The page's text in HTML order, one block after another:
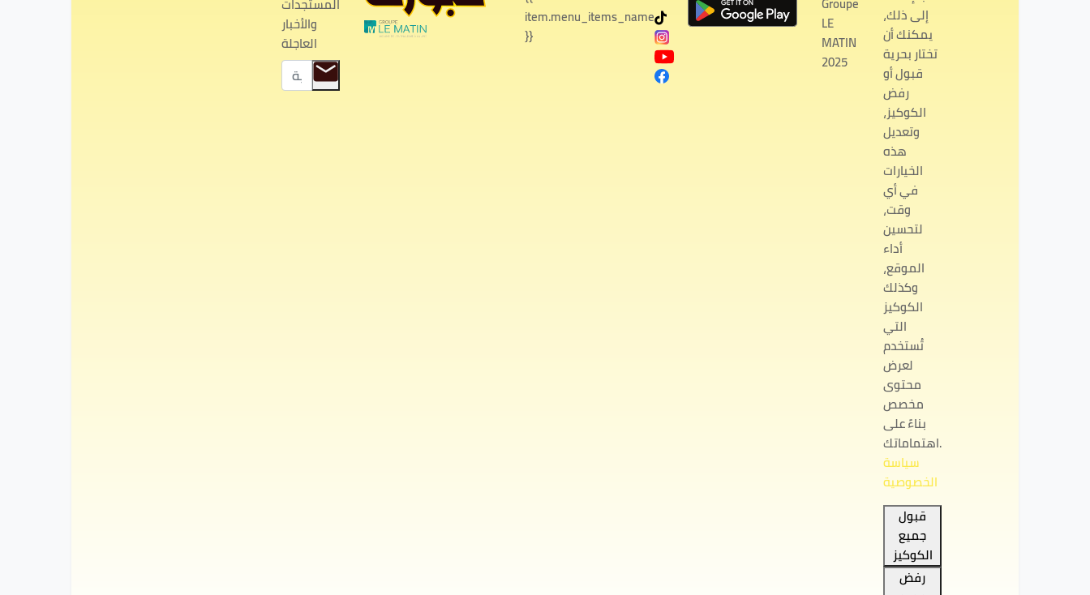
والأخبار
العاجلة
item.menu_items_name
}}
LE
MATIN
2025
إلى ذلك،
يمكنك أن
تختار بحرية
قبول أو
رفض
الكوكيز،
وتعديل
هذه
الخيارات
في أي
وقت،
لتحسين
أداء
الموقع،
وكذلك
الكوكيز
التي
تُستخدم
لعرض
محتوى
مخصص
بناءً على
اهتماماتك.
سياسة
الخصوصية
قبول
جميع
الكوكيز
رفض